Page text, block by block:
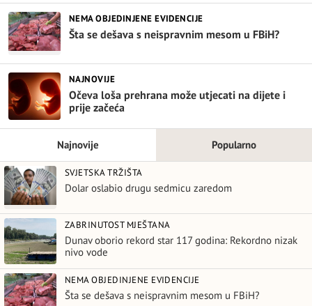
NEMA OBJEDINJENE EVIDENCIJE
Šta se dešava s neispravnim mesom u FBiH?
NAJNOVIJE
Očeva loša prehrana može utjecati na dijete i
prije začeća
Najnovije Popularno
SVJETSKA TRŽIŠTA
Dolar oslabio drugu sedmicu zaredom
ZABRINUTOST MJEŠTANA
Dunav oborio rekord star 117 godina: Rekordno nizak
nivo vode
NEMA OBJEDINJENE EVIDENCIJE
Šta se dešava s neispravnim mesom u FBiH?